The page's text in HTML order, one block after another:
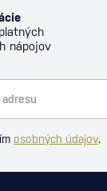
nápojov
osobných údajov.